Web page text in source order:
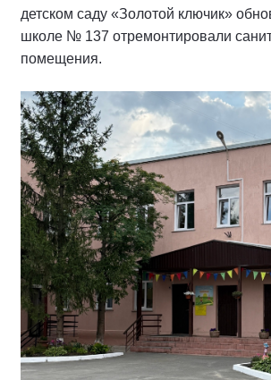
детском саду «Золотой ключик»
школе № 137 отремонтировали
помещения.